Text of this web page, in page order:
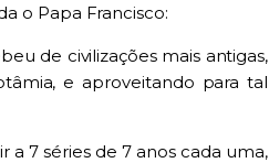
o Papa Francisco:
de civilizações mais antigas,
e aproveitando para tal
7 séries de 7 anos cada uma,